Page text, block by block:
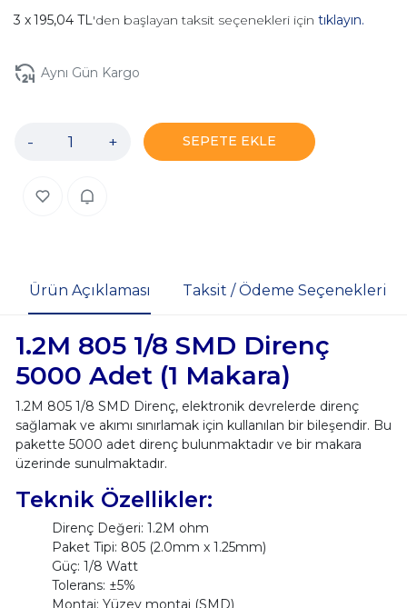
195,04 TL'den başlayan taksit seçenekleri için tıklayın.
Aynı Gün Kargo
- + SEPETE EKLE
Ürün Açıklaması Taksit / Ödeme Seçenekleri
1.2M 805 1/8 SMD Direnç
5000 Adet (1 Makara)
1.2M 805 1/8 SMD Direnç, elektronik devrelerde direnç
sağlamak ve akımı sınırlamak için kullanılan bir bileşendir. Bu
pakette 5000 adet direnç bulunmaktadır ve bir makara
üzerinde sunulmaktadır.
Teknik Özellikler:
Direnç Değeri: 1.2M ohm
Paket Tipi: 805 (2.0mm x 1.25mm)
Güç: 1/8 Watt
Tolerans: ±5%
Montaj: Yüzey montaj (SMD)